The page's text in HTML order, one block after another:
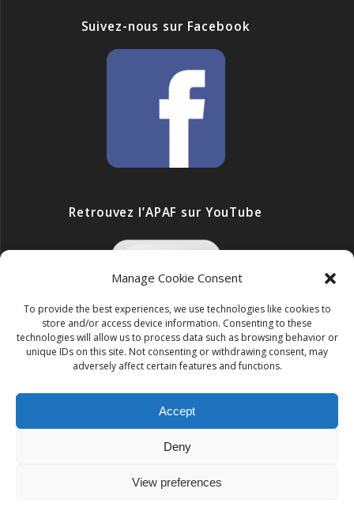
Manage Cookie Consent
To provide the best experiences, we use technologies like cookies to
store and/or access device information. Consenting to these
technologies will allow us to process data such as browsing behavior or
unique IDs on this site. Not consenting or withdrawing consent, may
adversely affect certain features and functions.
Accept
Deny
View preferences
Suivez-nous sur Facebook
Retrouvez l’APAF sur YouTube
ONG APAF
© 2026 ONG APAF. Construit avec WordPress et le
Mesmerize